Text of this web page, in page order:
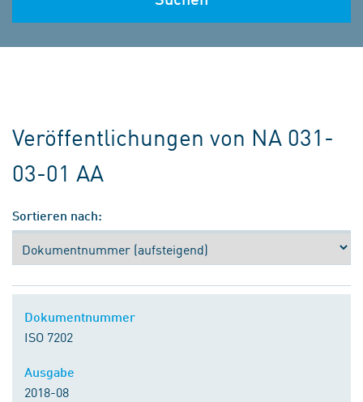
Veröffentlichungen von NA 031-
03-01 AA
Sortieren nach:
ISO 7202
2018-08